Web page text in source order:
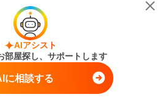
万円 管理費 0円
1ヶ月 礼 1ヶ月
88.08m -
AIアシスト
部屋探し、サポートします
に相談する